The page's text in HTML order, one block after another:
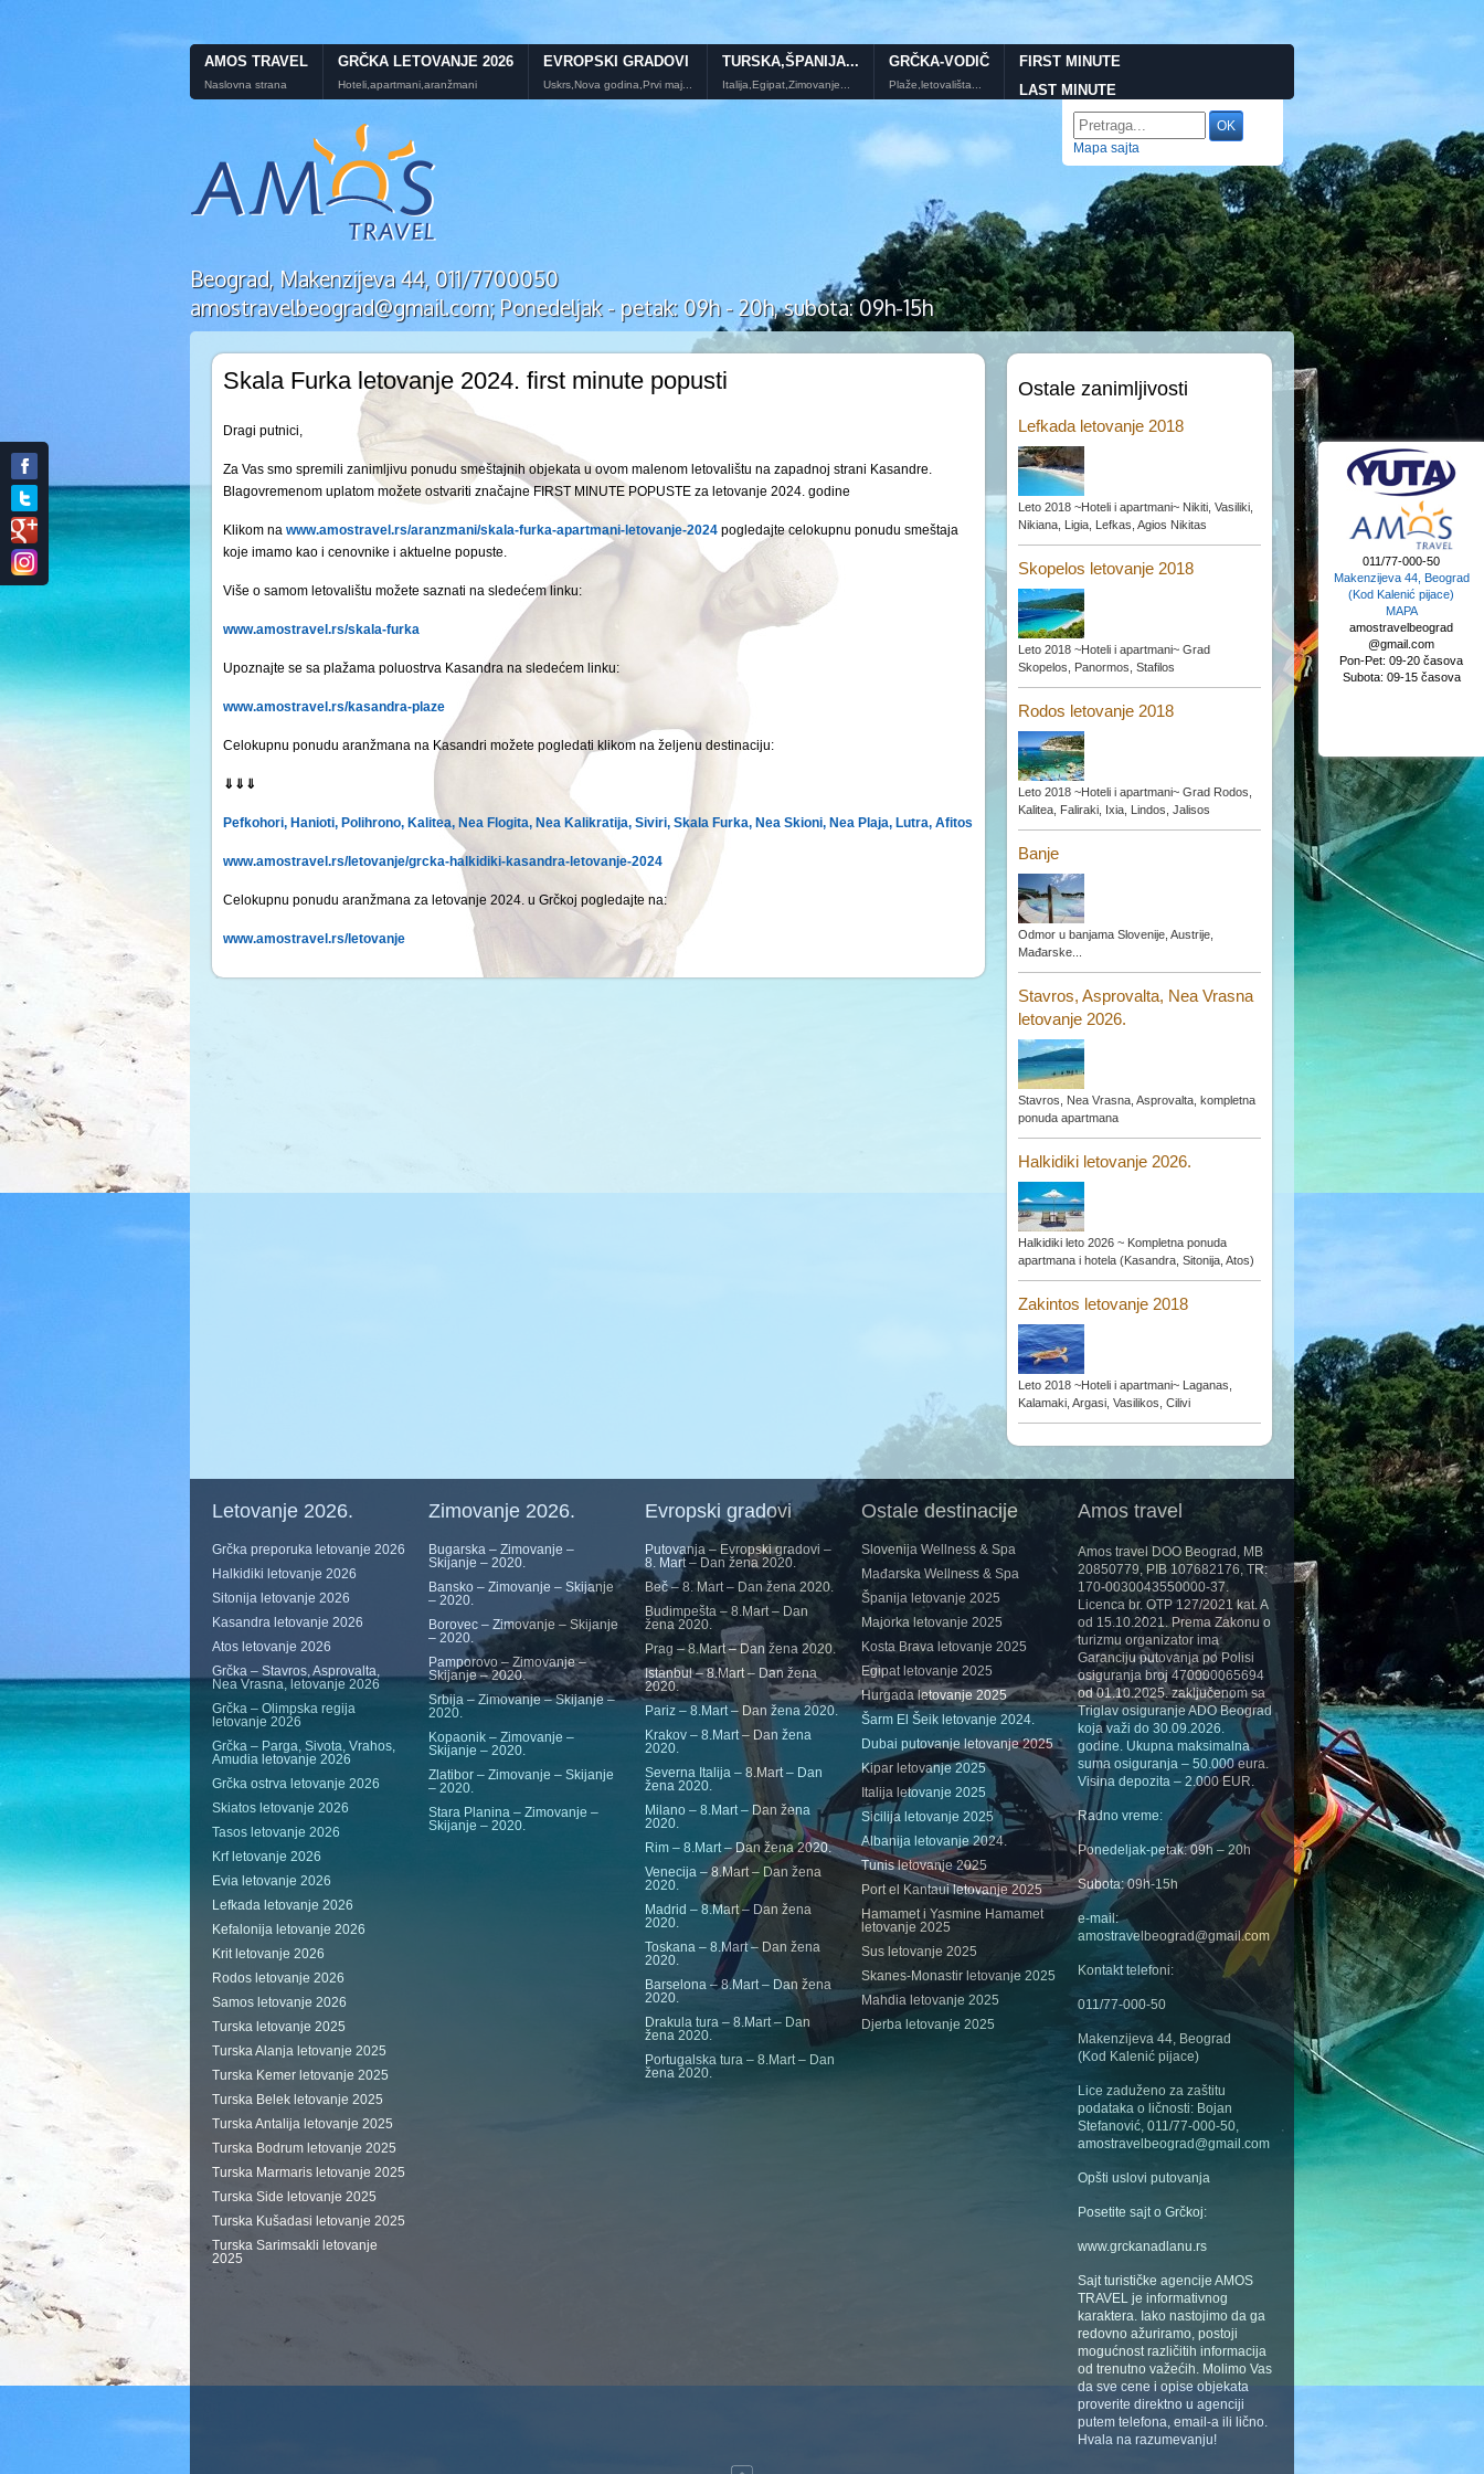
AMOS TRAVEL
Naslovna strana
GRČKA LETOVANJE 2026
Hoteli,apartmani,aranžmani
EVROPSKI GRADOVI
Uskrs,Nova godina,Prvi maj...
TURSKA,ŠPANIJA...
Italija,Egipat,Zimovanje...
GRČKA-VODIČ
Plaže,letovališta...
FIRST MINUTE
LAST MINUTE
Beograd, Makenzijeva 44, 011/7700050
amostravelbeograd@gmail.com; Ponedeljak - petak: 09h - 20h, subota: 09h-15h
Mapa sajta
Skala Furka letovanje 2024. first minute popusti
Dragi putnici,
Za Vas smo spremili zanimljivu ponudu smeštajnih objekata u ovom malenom letovalištu na zapadnoj strani Kasandre.
Blagovremenom uplatom možete ostvariti značajne FIRST MINUTE POPUSTE za letovanje 2024. godine
Klikom na www.amostravel.rs/aranzmani/skala-furka-apartmani-letovanje-2024 pogledajte celokupnu ponudu smeštaja
koje imamo kao i cenovnike i aktuelne popuste.
Više o samom letovalištu možete saznati na sledećem linku:
www.amostravel.rs/skala-furka
Upoznajte se sa plažama poluostrva Kasandra na sledećem linku:
www.amostravel.rs/kasandra-plaze
Celokupnu ponudu aranžmana na Kasandri možete pogledati klikom na željenu destinaciju:
⇓⇓⇓
Pefkohori, Hanioti, Polihrono, Kalitea, Nea Flogita, Nea Kalikratija, Siviri, Skala Furka, Nea Skioni, Nea Plaja, Lutra, Afitos
www.amostravel.rs/letovanje/grcka-halkidiki-kasandra-letovanje-2024
Celokupnu ponudu aranžmana za letovanje 2024. u Grčkoj pogledajte na:
www.amostravel.rs/letovanje
Ostale zanimljivosti
Lefkada letovanje 2018
Leto 2018 ~Hoteli i apartmani~ Nikiti, Vasiliki,
Nikiana, Ligia, Lefkas, Agios Nikitas
Skopelos letovanje 2018
Leto 2018 ~Hoteli i apartmani~ Grad
Skopelos, Panormos, Stafilos
Rodos letovanje 2018
Leto 2018 ~Hoteli i apartmani~ Grad Rodos,
Kalitea, Faliraki, Ixia, Lindos, Jalisos
Banje
Odmor u banjama Slovenije, Austrije,
Mađarske...
Stavros, Asprovalta, Nea Vrasna
letovanje 2026.
Stavros, Nea Vrasna, Asprovalta, kompletna
ponuda apartmana
Halkidiki letovanje 2026.
Halkidiki leto 2026 ~ Kompletna ponuda
apartmana i hotela (Kasandra, Sitonija, Atos)
Zakintos letovanje 2018
Leto 2018 ~Hoteli i apartmani~ Laganas,
Kalamaki, Argasi, Vasilikos, Cilivi
Letovanje 2026.
Grčka preporuka letovanje 2026
Halkidiki letovanje 2026
Sitonija letovanje 2026
Kasandra letovanje 2026
Atos letovanje 2026
Grčka – Stavros, Asprovalta,
Nea Vrasna, letovanje 2026
Grčka – Olimpska regija
letovanje 2026
Grčka – Parga, Sivota, Vrahos,
Amudia letovanje 2026
Grčka ostrva letovanje 2026
Skiatos letovanje 2026
Tasos letovanje 2026
Krf letovanje 2026
Evia letovanje 2026
Lefkada letovanje 2026
Kefalonija letovanje 2026
Krit letovanje 2026
Rodos letovanje 2026
Samos letovanje 2026
Turska letovanje 2025
Turska Alanja letovanje 2025
Turska Kemer letovanje 2025
Turska Belek letovanje 2025
Turska Antalija letovanje 2025
Turska Bodrum letovanje 2025
Turska Marmaris letovanje 2025
Turska Side letovanje 2025
Turska Kušadasi letovanje 2025
Turska Sarimsakli letovanje
2025
Zimovanje 2026.
Bugarska – Zimovanje –
Skijanje – 2020.
Bansko – Zimovanje – Skijanje
– 2020.
Borovec – Zimovanje – Skijanje
– 2020.
Pamporovo – Zimovanje –
Skijanje – 2020.
Srbija – Zimovanje – Skijanje –
2020.
Kopaonik – Zimovanje –
Skijanje – 2020.
Zlatibor – Zimovanje – Skijanje
– 2020.
Stara Planina – Zimovanje –
Skijanje – 2020.
Evropski gradovi
Putovanja – Evropski gradovi –
8. Mart – Dan žena 2020.
Beč – 8. Mart – Dan žena 2020.
Budimpešta – 8.Mart – Dan
žena 2020.
Prag – 8.Mart – Dan žena 2020.
Istanbul – 8.Mart – Dan žena
2020.
Pariz – 8.Mart – Dan žena 2020.
Krakov – 8.Mart – Dan žena
2020.
Severna Italija – 8.Mart – Dan
žena 2020.
Milano – 8.Mart – Dan žena
2020.
Rim – 8.Mart – Dan žena 2020.
Venecija – 8.Mart – Dan žena
2020.
Madrid – 8.Mart – Dan žena
2020.
Toskana – 8.Mart – Dan žena
2020.
Barselona – 8.Mart – Dan žena
2020.
Drakula tura – 8.Mart – Dan
žena 2020.
Portugalska tura – 8.Mart – Dan
žena 2020.
Ostale destinacije
Slovenija Wellness & Spa
Mađarska Wellness & Spa
Španija letovanje 2025
Majorka letovanje 2025
Kosta Brava letovanje 2025
Egipat letovanje 2025
Hurgada letovanje 2025
Šarm El Šeik letovanje 2024.
Dubai putovanje letovanje 2025
Kipar letovanje 2025
Italija letovanje 2025
Sicilija letovanje 2025
Albanija letovanje 2024.
Tunis letovanje 2025
Port el Kantaui letovanje 2025
Hamamet i Yasmine Hamamet
letovanje 2025
Sus letovanje 2025
Skanes-Monastir letovanje 2025
Mahdia letovanje 2025
Djerba letovanje 2025
Amos travel
Amos travel DOO Beograd, MB
20850779, PIB 107682176, TR:
170-0030043550000-37.
Licenca br. OTP 127/2021 kat. A
od 15.10.2021. Prema Zakonu o
turizmu organizator ima
Garanciju putovanja po Polisi
osiguranja broj 470000065694
od 01.10.2025. zaključenom sa
Triglav osiguranje ADO Beograd
koja važi do 30.09.2026.
godine. Ukupna maksimalna
suma osiguranja – 50.000 eura.
Visina depozita – 2.000 EUR.
Radno vreme:
Ponedeljak-petak: 09h – 20h
Subota: 09h-15h
e-mail:
amostravelbeograd@gmail.com
Kontakt telefoni:
011/77-000-50
Makenzijeva 44, Beograd
(Kod Kalenić pijace)
Lice zaduženo za zaštitu
podataka o ličnosti: Bojan
Stefanović, 011/77-000-50,
amostravelbeograd@gmail.com
Opšti uslovi putovanja
Posetite sajt o Grčkoj:
www.grckanadlanu.rs
Sajt turističke agencije AMOS
TRAVEL je informativnog
karaktera. Iako nastojimo da ga
redovno ažuriramo, postoji
mogućnost različitih informacija
od trenutno važećih. Molimo Vas
da sve cene i opise objekata
proverite direktno u agenciji
putem telefona, email-a ili lično.
Hvala na razumevanju!
011/77-000-50
Makenzijeva 44, Beograd
(Kod Kalenić pijace)
MAPA
amostravelbeograd
@gmail.com
Pon-Pet: 09-20 časova
Subota: 09-15 časova